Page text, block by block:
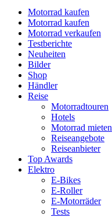
Motorrad kaufen
Motorrad kaufen
Motorrad verkaufen
Testberichte
Neuheiten
Bilder
Shop
Händler
Reise
Motorradtouren
Hotels
Motorrad mieten
Reiseangebote
Reiseanbieter
Top Awards
Elektro
E-Bikes
E-Roller
E-Motorräder
Tests